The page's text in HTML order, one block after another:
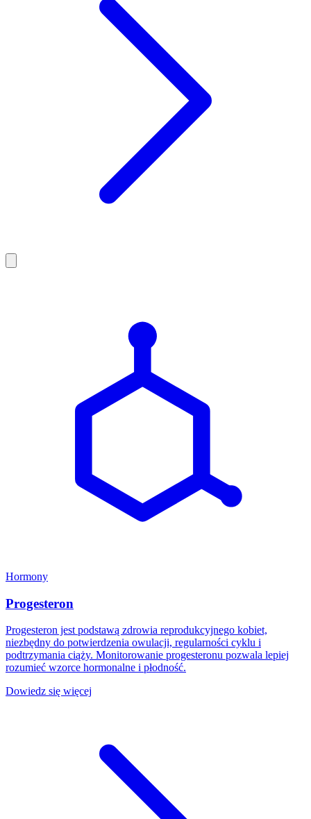
Hormony
Progesteron
Progesteron jest podstawą zdrowia reprodukcyjnego kobiet,
niezbędny do potwierdzenia owulacji, regularności cyklu i
podtrzymania ciąży. Monitorowanie progesteronu pozwala lepiej
rozumieć wzorce hormonalne i płodność.
Dowiedz się więcej